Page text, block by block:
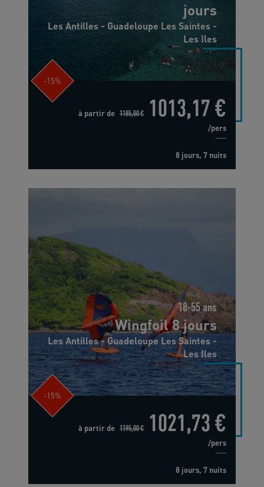
jours
Les Antilles - Guadeloupe Les Saintes -
Les Iles
-15%
à partir de 1185,00 € 1013,17 €
/pers
8 jours, 7 nuits
18-55 ans
Wingfoil 8 jours
Les Antilles - Guadeloupe Les Saintes -
Les Iles
-15%
à partir de 1195,00 € 1021,73 €
/pers
8 jours, 7 nuits